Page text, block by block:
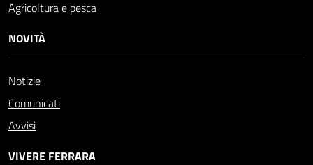
Agricoltura e pesca
NOVITÀ
Notizie
Comunicati
Avvisi
VIVERE FERRARA